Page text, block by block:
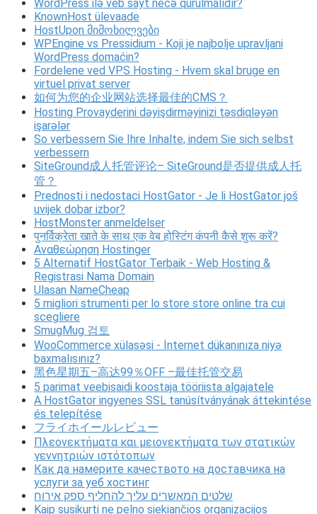
WordPress ilə veb sayt necə qurulmalıdır?
KnownHost ülevaade
HostUpon მიმოხილვები
WPEngine vs Pressidium - Koji je najbolje upravljani
WordPress domaćin?
Fordelene ved VPS Hosting - Hvem skal bruge en
virtuel privat server
如何为您的企业网站选择最佳的CMS？
Hosting Provayderini dəyişdirməyinizi təsdiqləyən
işarələr
So verbessern Sie Ihre Inhalte, indem Sie sich selbst
verbessern
SiteGround成人托管评论– SiteGround是否提供成人托
管？
Prednosti i nedostaci HostGator - Je li HostGator još
uvijek dobar izbor?
HostMonster anmeldelser
पुनर्विक्रेता खाते के साथ एक वेब होस्टिंग कंपनी कैसे शुरू करें?
Αναθεώρηση Hostinger
5 Alternatif HostGator Terbaik - Web Hosting &
Registrasi Nama Domain
Ulasan NameCheap
5 migliori strumenti per lo store store online tra cui
scegliere
SmugMug 검토
WooCommerce xülasəsi - İnternet dükanınıza niyə
baxmalısınız?
黑色星期五–高达99％OFF –最佳托管交易
5 parimat veebisaidi koostaja tööriista algajatele
A HostGator ingyenes SSL tanúsítványának áttekintése
és telepítése
フライホイールレビュー
Πλεονεκτήματα και μειονεκτήματα των στατικών
γεννητριών ιστότοπων
Как да намерите качеството на доставчика на
услуги за уеб хостинг
שלטים המאשרים עליך להחליף ספק אירוח
Kaip susikurti ne pelno siekiančios organizacijos